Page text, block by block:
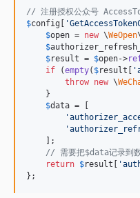
// 注册授权公众号
$config [ '
$open = new \WeOpen
$
$result = $open->
if (empty( $result [ '
throw new \
    }
$data = [
'
'
    ];
// 需要把$data记录到
return $result [ '
};